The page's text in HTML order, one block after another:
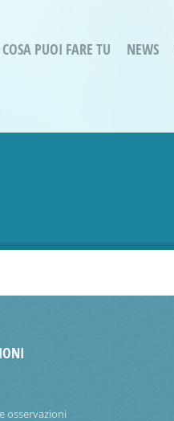
ergoterapica
COSA PUOI FARE TU NEWS
osservazioni